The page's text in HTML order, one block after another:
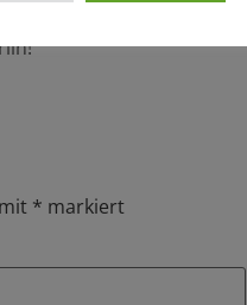
um zu erfahren, was
* markiert